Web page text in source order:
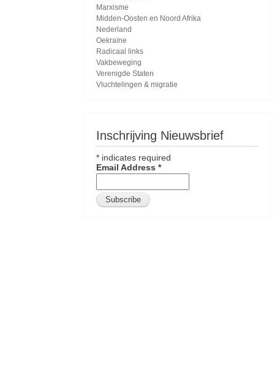
Marxisme
Midden-Oosten en Noord Afrika
Nederland
Oekraïne
Radicaal links
Vakbeweging
Verenigde Staten
Vluchtelingen & migratie
Inschrijving Nieuwsbrief
* indicates required
Email Address *